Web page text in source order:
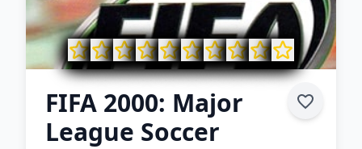
FIFA 2000: Major
League Soccer